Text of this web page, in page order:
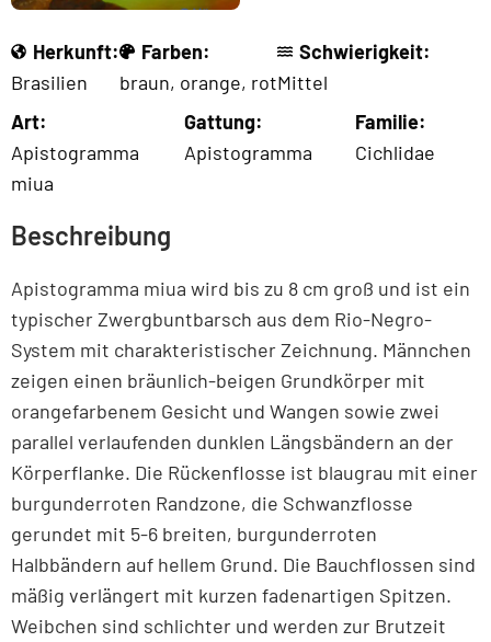
Herkunft:
Brasilien
Farben:
braun, orange, rot
Schwierigkeit:
Mittel
Art:
Apistogramma
miua
Gattung:
Apistogramma
Familie:
Cichlidae
Beschreibung
Apistogramma miua wird bis zu 8 cm groß und ist ein
typischer Zwergbuntbarsch aus dem Rio-Negro-
System mit charakteristischer Zeichnung. Männchen
zeigen einen bräunlich-beigen Grundkörper mit
orangefarbenem Gesicht und Wangen sowie zwei
parallel verlaufenden dunklen Längsbändern an der
Körperflanke. Die Rückenflosse ist blaugrau mit einer
burgunderroten Randzone, die Schwanzflosse
gerundet mit 5-6 breiten, burgunderroten
Halbbändern auf hellem Grund. Die Bauchflossen sind
mäßig verlängert mit kurzen fadenartigen Spitzen.
Weibchen sind schlichter und werden zur Brutzeit